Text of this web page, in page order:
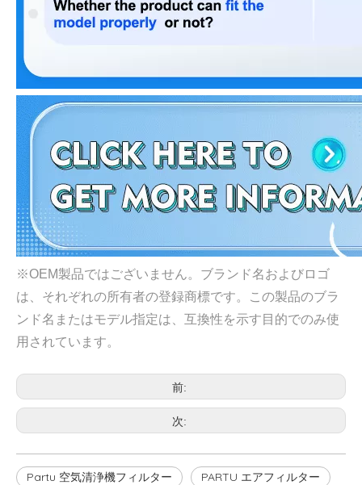
※OEM製品ではございません。ブランド名およびロゴ
は、それぞれの所有者の登録商標です。この製品のブラ
ンド名またはモデル指定は、互換性を示す目的でのみ使
用されています。
前:
次:
Partu 空気清浄機フィルター PARTU エアフィルター